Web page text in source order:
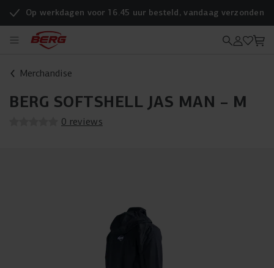
Op werkdagen voor 16.45 uur besteld, vandaag verzonden
Merchandise
BERG SOFTSHELL JAS MAN – M
0 reviews